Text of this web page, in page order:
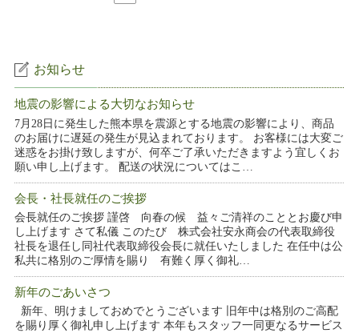
お知らせ
地震の影響による大切なお知らせ
7月28日に発生した熊本県を震源とする地震の影響により、商品
のお届けに遅延の発生が見込まれております。 お客様には大変ご
迷惑をお掛け致しますが、何卒ご了承いただきますよう宜しくお
願い申し上げます。 配送の状況についてはこ…
会長・社長就任のご挨拶
会長就任のご挨拶 謹啓 向春の候 益々ご清祥のこととお慶び申
し上げます さて私儀 このたび 株式会社安永商会の代表取締役
社長を退任し同社代表取締役会長に就任いたしました 在任中は公
私共に格別のご厚情を賜り 有難く厚く御礼…
新年のごあいさつ
新年、明けましておめでとうございます 旧年中は格別のご高配
を賜り厚く御礼申し上げます 本年もスタッフ一同更なるサービス